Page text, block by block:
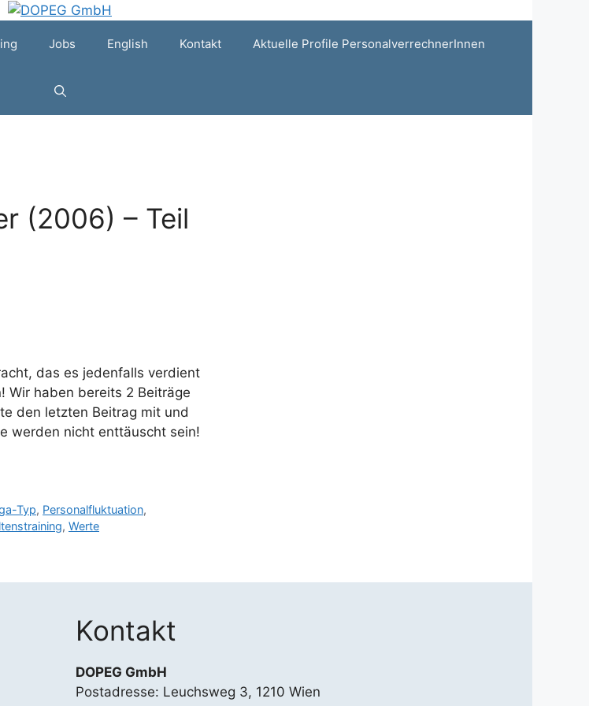
Jobs English Kontakt Aktuelle Profile PersonalverrechnerInnen
(2006) – Teil
das es jedenfalls verdient
Wir haben bereits 2 Beiträge
den letzten Beitrag mit und
werden nicht enttäuscht sein!
Typ, Personalfluktuation,
, Werte
Kontakt
DOPEG GmbH
Postadresse: Leuchsweg 3, 1210 Wien